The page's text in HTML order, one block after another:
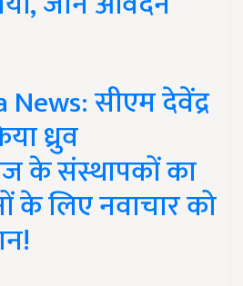
सीएम देवेंद्र
ध्रुव
के संस्थापकों का
के लिए नवाचार को